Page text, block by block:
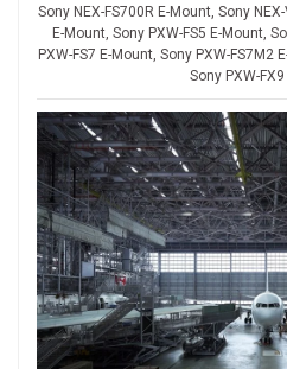
Sony NEX-FS700R E-Mount, Sony
E-Mount, Sony PXW-FS5 E-Mount,
PXW-FS7 E-Mount, Sony PXW-FS7M2
Sony PXW-